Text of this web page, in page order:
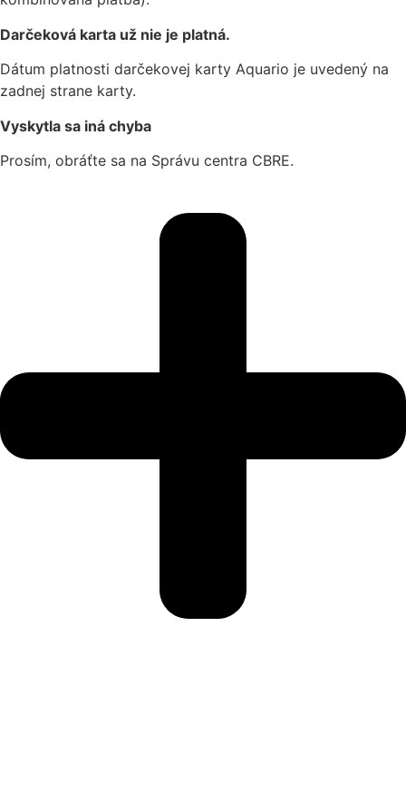
Darčeková karta už nie je platná.
Dátum platnosti darčekovej karty Aquario je uvedený na
zadnej strane karty.
Vyskytla sa iná chyba
Prosím, obráťte sa na Správu centra CBRE.